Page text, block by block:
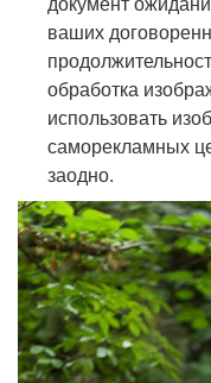
документ
ваших
обработка
использовать
саморекламных
заодно.